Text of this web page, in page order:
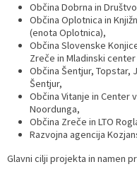
Občina Dobrna in
Občina Oplotnica in
(enota Oplotnica),
Občina Slovenske
Zreče in Mladinski
Občina Šentjur, Topstar,
Šentjur,
Občina Vitanje in Center
Noordunga,
Občina Zreče in LTO
Razvojna agencija
Glavni cilji projekta in namen